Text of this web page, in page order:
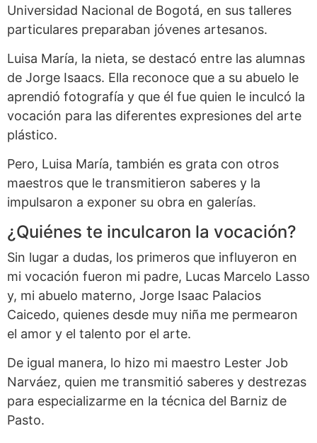
Universidad Nacional de Bogotá, en sus talleres
particulares preparaban jóvenes artesanos.
Luisa María, la nieta, se destacó entre las alumnas
de Jorge Isaacs. Ella reconoce que a su abuelo le
aprendió fotografía y que él fue quien le inculcó la
vocación para las diferentes expresiones del arte
plástico.
Pero, Luisa María, también es grata con otros
maestros que le transmitieron saberes y la
impulsaron a exponer su obra en galerías.
¿Quiénes te inculcaron la vocación?
Sin lugar a dudas, los primeros que influyeron en
mi vocación fueron mi padre, Lucas Marcelo Lasso
y, mi abuelo materno, Jorge Isaac Palacios
Caicedo, quienes desde muy niña me permearon
el amor y el talento por el arte.
De igual manera, lo hizo mi maestro Lester Job
Narváez, quien me transmitió saberes y destrezas
para especializarme en la técnica del Barniz de
Pasto.